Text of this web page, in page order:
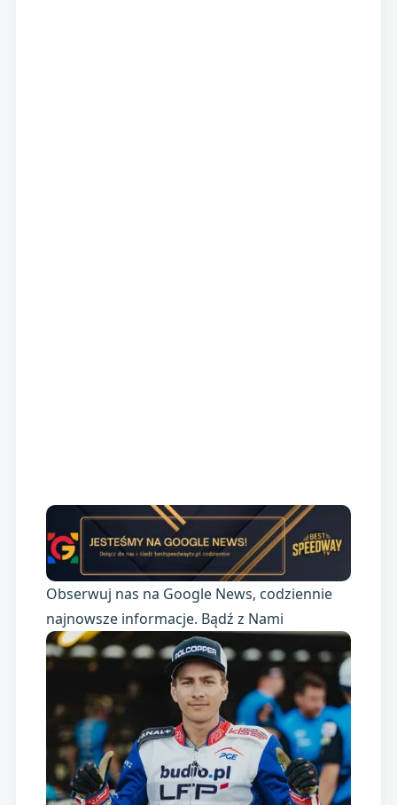
Obserwuj nas na Google News, codziennie
najnowsze informacje. Bądź z Nami